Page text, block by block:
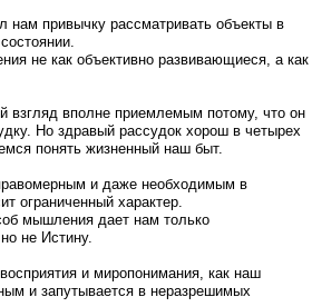
нам привычку рассматривать объекты в
не как объективно развивающиеся, а как
взгляд вполне приемлемым потому, что он
Но здравый рассудок хорош в четырех
понять жизненный наш быт.
и даже необходимым в
ограниченный характер.
мышления дает нам только
не Истину.
и миропонимания, как наш
и запутывается в неразрешимых